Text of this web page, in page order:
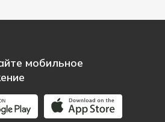
мобильное